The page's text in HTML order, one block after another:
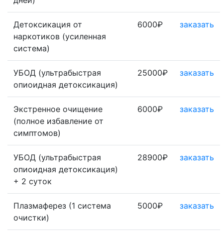
Детоксикация от
наркотиков (усиленная
система)
6000₽ заказать
УБОД (ультрабыстрая
опиоидная детоксикация)
25000₽ заказать
Экстренное очищение
(полное избавление от
симптомов)
6000₽ заказать
УБОД (ультрабыстрая
опиоидная детоксикация)
+ 2 суток
28900₽ заказать
Плазмаферез (1 система
очистки)
5000₽ заказать